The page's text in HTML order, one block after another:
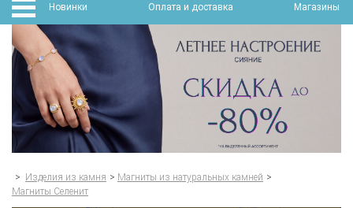
Новинки Оплата и доставка Магазины
> Изделия из камня > Магниты из натуральных камней >
Магниты Селенит